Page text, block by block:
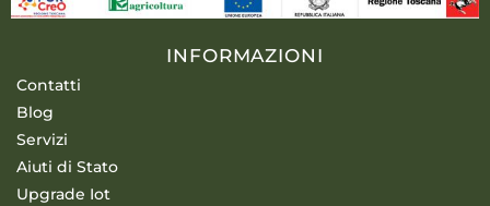
INFORMAZIONI
Contatti
Blog
Servizi
Aiuti di Stato
Upgrade Iot